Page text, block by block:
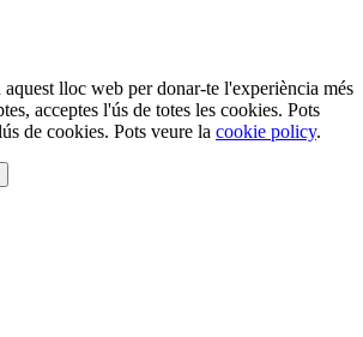
lloc web per donar-te l'experiència més
acceptes l'ús de totes les cookies. Pots
de cookies. Pots veure la cookie policy.